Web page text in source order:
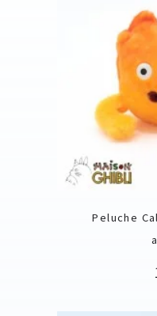
Peluche